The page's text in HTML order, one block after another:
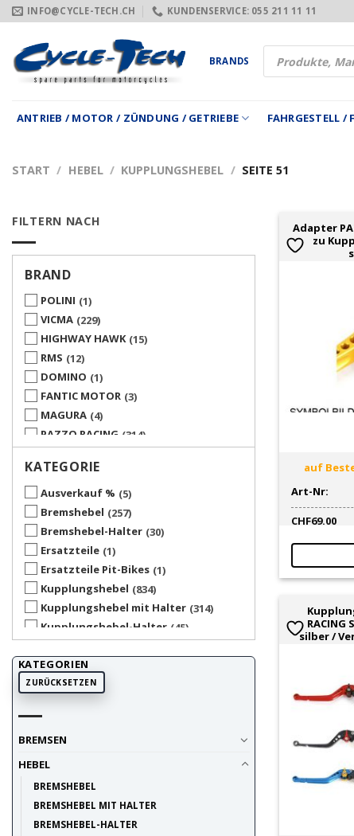
Zum
Inhalt
springen
INFO@CYCLE-TECH.CH KUNDENSERVICE: 055 211 11 11
BRANDS
Products
search
ANTRIEB / MOTOR / ZÜNDUNG / GETRIEBE FAHRGESTELL /
START / HEBEL / KUPPLUNGSHEBEL / SEITE 51
FILTERN NACH
BRAND
POLINI 1
VICMA 229
HIGHWAY HAWK 15
RMS 12
DOMINO 1
FANTIC MOTOR 3
MAGURA 4
PAZZO RACING
314
TUNR
7
UP SPARE PARTS
VENT MOTO
2
KATEGORIE
Ausverkauf %
5
Bremshebel
257
Bremshebel-Halter 30
Ersatzteile 1
Ersatzteile Pit-Bikes 1
Kupplungshebel
834
Kupplungshebel mit Halter 314
Kupplungshebel-Halter
45
KATEGORIEN
ZURÜCKSETZEN
BREMSEN
HEBEL
BREMSHEBEL
BREMSHEBEL MIT HALTER
BREMSHEBEL-HALTER
Adapter
zu
auf
Art-Nr:
CHF69.00
RACING
silber /